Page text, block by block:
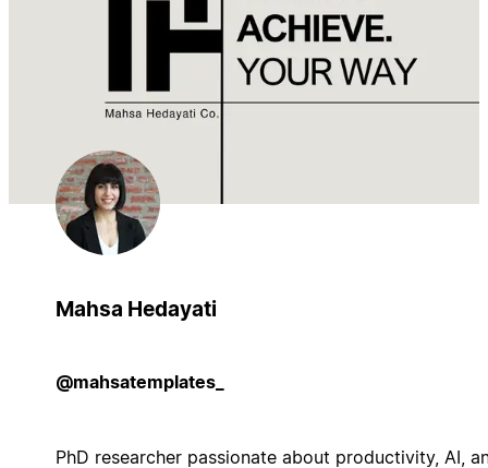
Mahsa Hedayati
@mahsatemplates_
PhD researcher passionate about productivity, AI,